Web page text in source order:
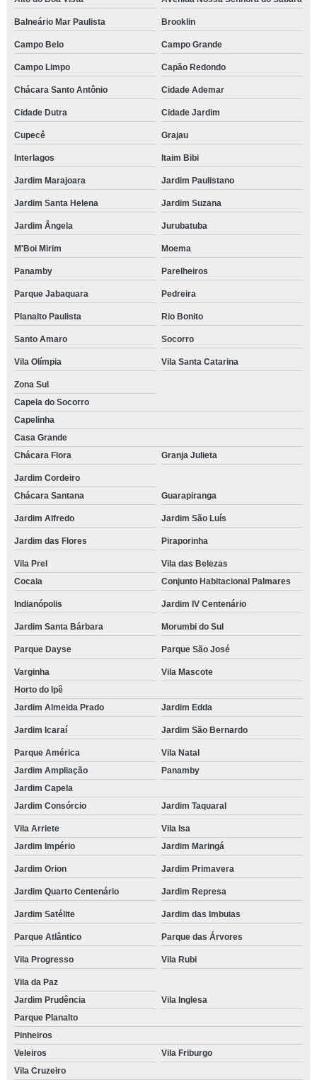
Balneário Mar Paulista Brooklin
Campo Belo Campo Grande
Campo Limpo Capão Redondo
Chácara Santo Antônio Cidade Ademar
Cidade Dutra Cidade Jardim
Cupecê Grajau
Interlagos Itaim Bibi
Jardim Marajoara Jardim Paulistano
Jardim Santa Helena Jardim Suzana
Jardim Ângela Jurubatuba
M'Boi Mirim Moema
Panamby Parelheiros
Parque Jabaquara Pedreira
Planalto Paulista Rio Bonito
Santo Amaro Socorro
Vila Olímpia Vila Santa Catarina
Zona Sul
Capela do Socorro
Capelinha
Casa Grande
Chácara Flora
Granja Julieta
Jardim Cordeiro
Chácara Santana
Guarapiranga
Jardim Alfredo Jardim São Luís
Jardim das Flores Piraporinha
Vila Prel
Vila das Belezas
Cocaia
Conjunto Habitacional Palmares
Indianópolis Jardim IV Centenário
Jardim Santa Bárbara Morumbi do Sul
Parque Dayse Parque São José
Varginha
Vila Mascote
Horto do Ipê
Jardim Almeida Prado
Jardim Edda
Jardim Icaraí Jardim São Bernardo
Parque América
Vila Natal
Jardim Ampliação
Panamby
Jardim Capela
Jardim Consórcio
Jardim Taquaral
Vila Arriete
Vila Isa
Jardim Império
Jardim Maringá
Jardim Orion Jardim Primavera
Jardim Quarto Centenário Jardim Represa
Jardim Satélite Jardim das Imbuias
Parque Atlântico Parque das Árvores
Vila Progresso Vila Rubi
Vila da Paz
Jardim Prudência
Vila Inglesa
Parque Planalto
Pinheiros
Veleiros
Vila Friburgo
Vila Cruzeiro